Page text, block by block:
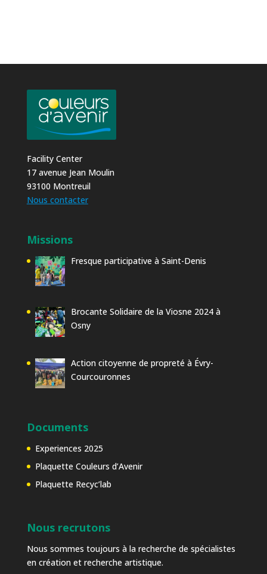
Facility Center
17 avenue Jean Moulin
93100 Montreuil
Nous contacter
Missions
Fresque participative à Saint-Denis
Brocante Solidaire de la Viosne 2024 à
Osny
Action citoyenne de propreté à Évry-
Courcouronnes
Documents
Experiences 2025
Plaquette Couleurs d’Avenir
Plaquette Recyc’lab
Nous recrutons
Nous sommes toujours à la recherche de spécialistes
en création et recherche artistique.